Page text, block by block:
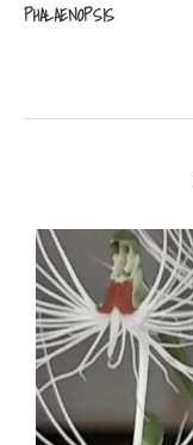
PHALAENOPSIS